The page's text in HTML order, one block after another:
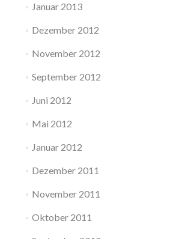
Januar 2013
Dezember 2012
November 2012
September 2012
Juni 2012
Mai 2012
Januar 2012
Dezember 2011
November 2011
Oktober 2011